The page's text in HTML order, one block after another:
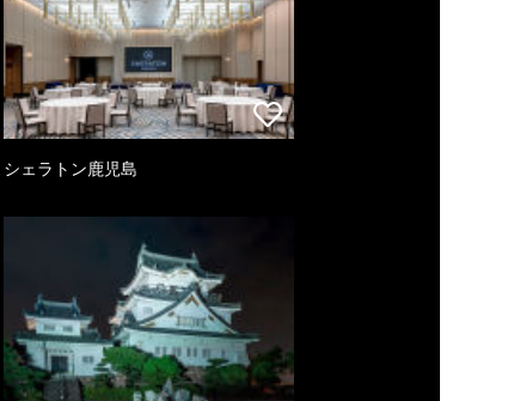
シェラトン鹿児島